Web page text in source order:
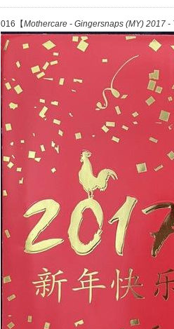
016【Mothercare - Gingersnaps (MY) 2017 -